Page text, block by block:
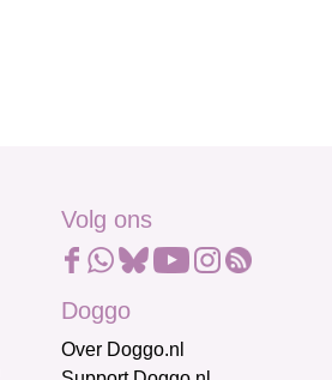
Volg ons
Doggo
Over Doggo.nl